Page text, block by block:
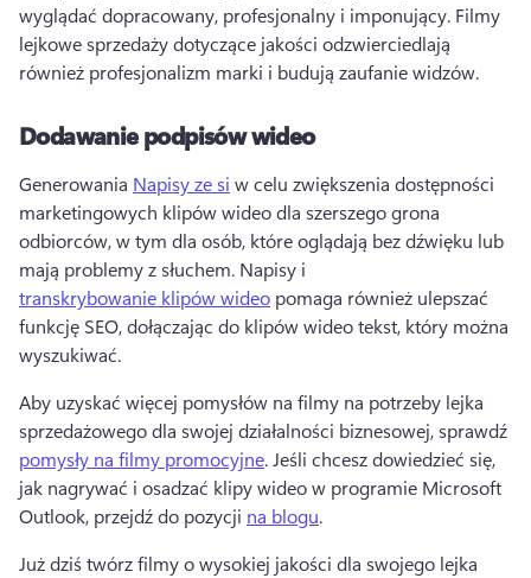
wyglądać dopracowany, profesjonalny i imponujący. Filmy
lejkowe sprzedaży dotyczące jakości odzwierciedlają
również profesjonalizm marki i budują zaufanie widzów.
Dodawanie podpisów wideo
Generowania Napisy ze si w celu zwiększenia dostępności
marketingowych klipów wideo dla szerszego grona
odbiorców, w tym dla osób, które oglądają bez dźwięku lub
mają problemy z słuchem. Napisy i
transkrybowanie klipów wideo pomaga również ulepszać
funkcję SEO, dołączając do klipów wideo tekst, który można
wyszukiwać.
Aby uzyskać więcej pomysłów na filmy na potrzeby lejka
sprzedażowego dla swojej działalności biznesowej, sprawdź
pomysły na filmy promocyjne. Jeśli chcesz dowiedzieć się,
jak nagrywać i osadzać klipy wideo w programie Microsoft
Outlook, przejdź do pozycji na blogu.
Już dziś twórz filmy o wysokiej jakości dla swojego lejka